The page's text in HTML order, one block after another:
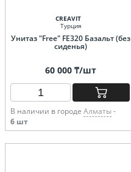
CREAVIT
Турция
Унитаз "Free" FE320 Базальт (без
сиденья)
60 000 ₸/шт
В наличии в городе Алматы -
6 шт